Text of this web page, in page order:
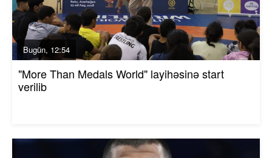
Bugün, 12:54
"More Than Medals World" layihəsinə start
verilib